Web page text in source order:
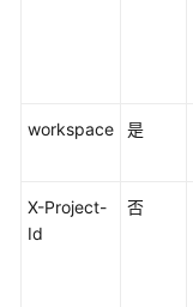
何
workspace 是
X-Project-
Id
否